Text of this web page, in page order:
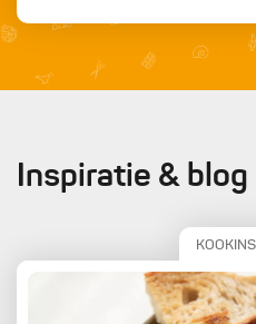
Inspiratie & blog